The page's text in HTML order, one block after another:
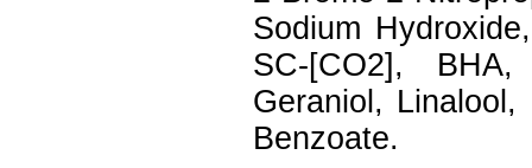
Sodium
SC-[CO2],
Geraniol, Linalool,
Benzoate.